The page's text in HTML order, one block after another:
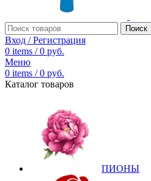
Поиск
Вход / Регистрация
0 items / 0 руб.
Меню
0 items / 0 руб.
Каталог товаров
ПИОНЫ